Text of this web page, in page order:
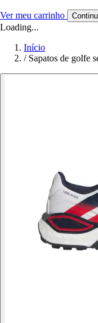
Ver meu carrinho
Loading...
Início
/ Sapatos de golfe